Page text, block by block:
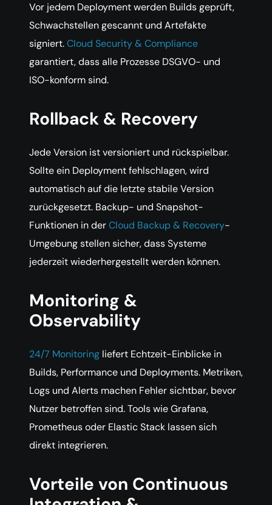
Vor jedem Deployment werden Builds geprüft,
Schwachstellen gescannt und Artefakte
signiert.Cloud Security & Compliance
garantiert, dass alle Prozesse DSGVO- und
ISO-konform sind.
Rollback & Recovery
Jede Version ist versioniert und rückspielbar.
Sollte ein Deployment fehlschlagen, wird
automatisch auf die letzte stabile Version
zurückgesetzt. Backup- und Snapshot-
Funktionen in derCloud Backup & Recovery-
Umgebung stellen sicher, dass Systeme
jederzeit wiederhergestellt werden können.
Monitoring &
Observability
24/7 Monitoring liefert Echtzeit-Einblicke in
Builds, Performance und Deployments. Metriken,
Logs und Alerts machen Fehler sichtbar, bevor
Nutzer betroffen sind. Tools wie Grafana,
Prometheus oder Elastic Stack lassen sich
direkt integrieren.
Vorteile von Continuous